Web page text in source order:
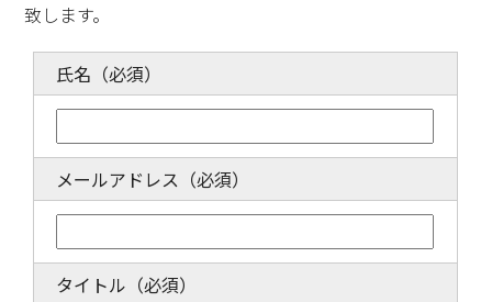
致します。
氏名 （必須）
メールアドレス （必須）
タイトル （必須）